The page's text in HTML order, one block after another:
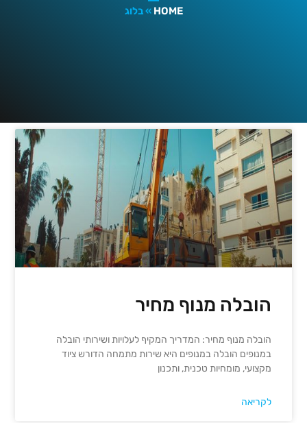
HOME
»בלוג
הובלה מנוף מחיר
הובלה מנוף מחיר: המדריך המקיף לעלויות ושירותי הובלה
במנופים הובלה במנופים היא שירות מתמחה הדורש ציוד
מקצועי, מומחיות טכנית, ותכנון
לקריאה